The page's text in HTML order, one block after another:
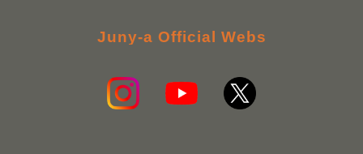
Juny-a Official Webs